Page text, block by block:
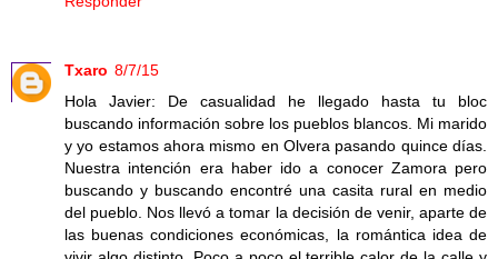
Txaro 8/7/15
Hola Javier: De casualidad he llegado hasta tu bloc
buscando información sobre los pueblos blancos. Mi marido
y yo estamos ahora mismo en Olvera pasando quince días.
Nuestra intención era haber ido a conocer Zamora pero
buscando y buscando encontré una casita rural en medio
del pueblo. Nos llevó a tomar la decisión de venir, aparte de
las buenas condiciones económicas, la romántica idea de